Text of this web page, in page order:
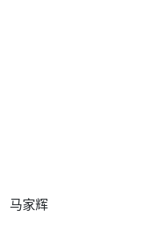
马家辉